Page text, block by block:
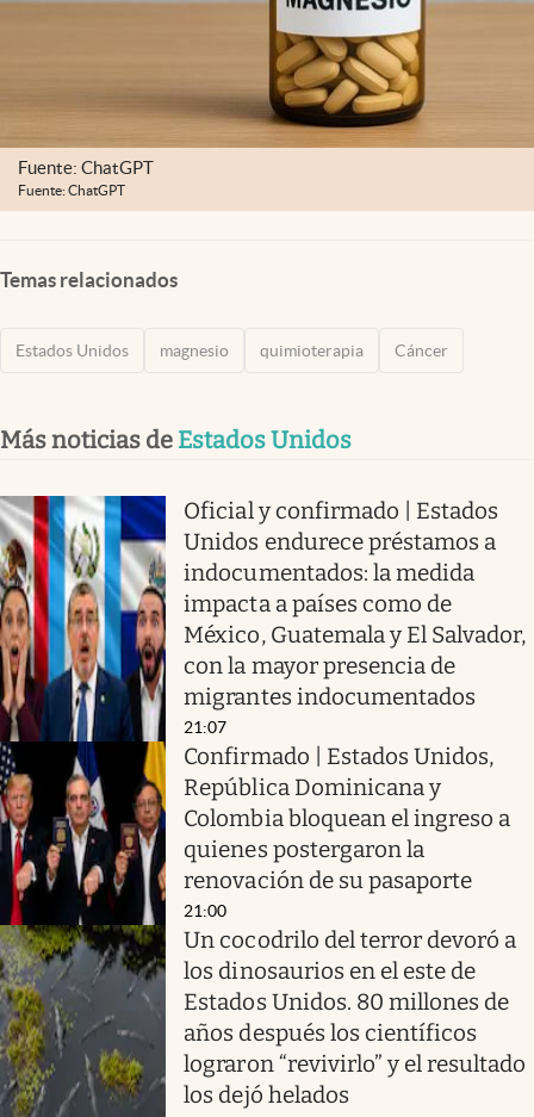
Fuente: ChatGPT
Fuente: ChatGPT
Temas relacionados
Estados Unidos magnesio quimioterapia Cáncer
Más noticias de Estados Unidos
Oficial y confirmado | Estados
Unidos endurece préstamos a
indocumentados: la medida
impacta a países como de
México, Guatemala y El Salvador,
con la mayor presencia de
migrantes indocumentados
21:07
Confirmado | Estados Unidos,
República Dominicana y
Colombia bloquean el ingreso a
quienes postergaron la
renovación de su pasaporte
21:00
Un cocodrilo del terror devoró a
los dinosaurios en el este de
Estados Unidos. 80 millones de
años después los científicos
lograron “revivirlo” y el resultado
los dejó helados